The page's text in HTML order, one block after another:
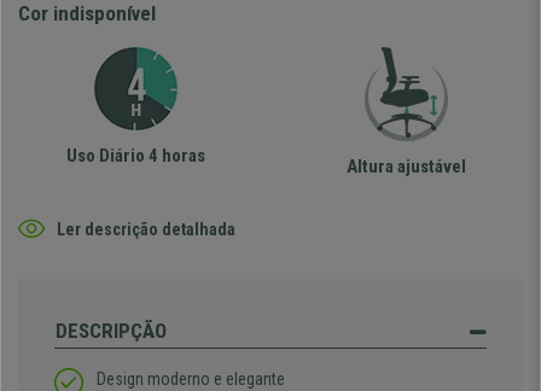
Cor indisponível
Uso Diário 4 horas Altura ajustável
Ler descrição detalhada
DESCRIPÇÃO
Design moderno e elegante